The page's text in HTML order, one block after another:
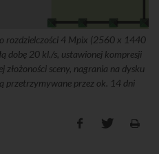
rozdzielczości 4 Mpix (2560 x 1440
dobę 20 kl./s, ustawionej kompresji
sceny, nagrania na dysku
przetrzymywane przez ok. 14 dni